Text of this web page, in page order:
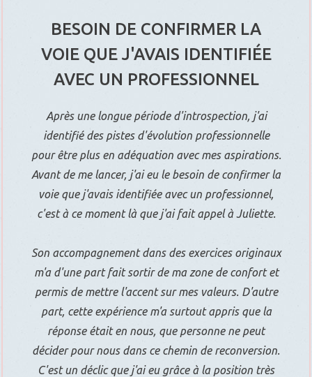
BESOIN DE CONFIRMER LA
VOIE QUE J'AVAIS IDENTIFIÉE
AVEC UN PROFESSIONNEL
Après une longue période d'introspection, j'ai
identifié des pistes d'évolution professionnelle
pour être plus en adéquation avec mes aspirations.
Avant de me lancer, j'ai eu le besoin de confirmer la
voie que j'avais identifiée avec un professionnel,
c'est à ce moment là que j'ai fait appel à Juliette.
Son accompagnement dans des exercices originaux
m'a d'une part fait sortir de ma zone de confort et
permis de mettre l'accent sur mes valeurs. D'autre
part, cette expérience m'a surtout appris que la
réponse était en nous, que personne ne peut
décider pour nous dans ce chemin de reconversion.
C'est un déclic que j'ai eu grâce à la position très